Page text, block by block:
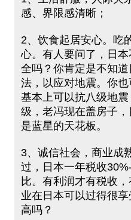
感、界限感清晰；
2、饮食起居安心。吃
心。有人要问了，日
全吗？你肯定是不知
法，以应对地震。你
基本上可以抗八级地
级，老冯现在盖房子
是蓝星的天花板。
3、诚信社会，商业成
过，日本一年税收
比。有利润才有税收
业在日本可以过得很
高吗？